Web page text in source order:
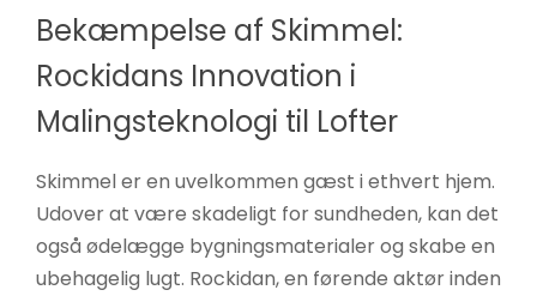
Bekæmpelse af Skimmel:
Rockidans Innovation i
Malingsteknologi til Lofter
Skimmel er en uvelkommen gæst i ethvert hjem.
Udover at være skadeligt for sundheden, kan det
også ødelægge bygningsmaterialer og skabe en
ubehagelig lugt. Rockidan, en førende aktør inden
når du
besøger
vores side,
øger du
chancen
personligt
tilpasset
indhold og
tilbud.